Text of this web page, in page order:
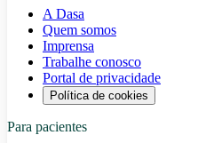
A Dasa
Quem somos
Imprensa
Trabalhe conosco
Portal de privacidade
Política de cookies
Para pacientes